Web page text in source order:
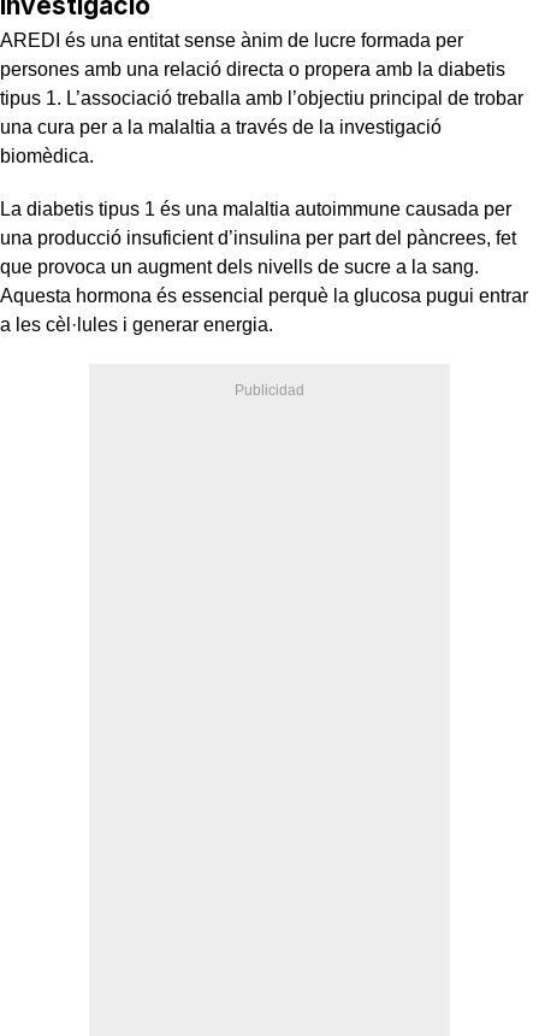
AREDI és una entitat sense ànim de lucre formada per
persones amb una relació directa o propera amb la diabetis
tipus 1. L’associació treballa amb l’objectiu principal de trobar
una cura per a la malaltia a través de la investigació
biomèdica.
La diabetis tipus 1 és una malaltia autoimmune causada per
una producció insuficient d’insulina per part del pàncrees, fet
que provoca un augment dels nivells de sucre a la sang.
Aquesta hormona és essencial perquè la glucosa pugui entrar
a les cèl·lules i generar energia.